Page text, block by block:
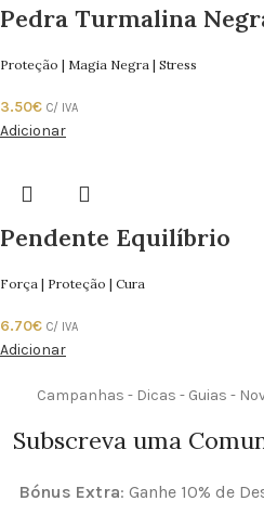
Pedra Turmalina
Proteção | Magia Negra | Stress
3.50€ C/ IVA
Adicionar
Pendente Equilíbrio
Força | Proteção | Cura
6.70€ C/ IVA
Adicionar
Campanhas - Dicas - Guias -
Subscreva uma
Bónus Extra: Ganhe 10% de